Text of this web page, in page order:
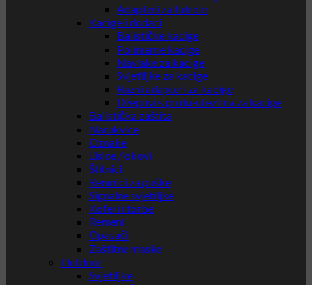
Adapteri za futrole
Kacige i dodaci
Balističke kacige
Polimerne kacige
Navlake za kacige
Svjetiljke za kacige
Razni adapteri za kacige
Džepovi s protu-utezima za kacige
Balistička zaštita
Narukvice
Oznake
Lisice / okovi
Štitnici
Remnici za puške
Signalne svjetiljke
Koferi i torbe
Remeni
Opasači
Zaštitne maske
Outdoor
Svjetiljke